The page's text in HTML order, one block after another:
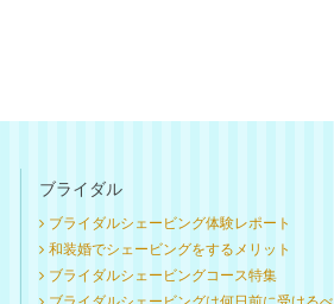
ブライダル
ブライダルシェービング体験レポート
和装婚でシェービングをするメリット
ブライダルシェービングコース特集